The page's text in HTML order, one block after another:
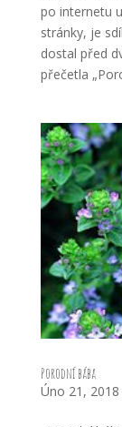
po internetu
stránky, je
dostal před
přečetla
Porodní bába
Úno 21, 2018